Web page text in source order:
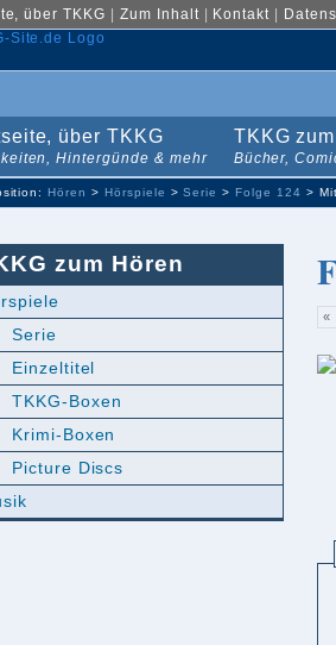
über TKKG Zum Inhalt| Kontakt
über TKKG
Hintergünde & mehr
TKKG
Bücher,
Hören > Hörspiele >Serie >Folge 124 >
«
zum Hören
Serie
Einzeltitel
TKKG-Boxen
Krimi-Boxen
Picture Discs